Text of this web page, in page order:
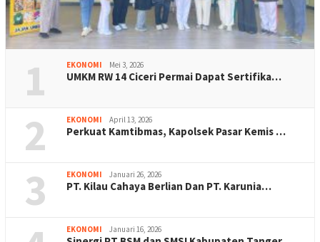
1 EKONOMI Mei 3, 2026
UMKM RW 14 Ciceri Permai Dapat Sertifika…
2 EKONOMI April 13, 2026
Perkuat Kamtibmas, Kapolsek Pasar Kemis …
3 EKONOMI Januari 26, 2026
PT. Kilau Cahaya Berlian Dan PT. Karunia…
EKONOMI Januari 16, 2026